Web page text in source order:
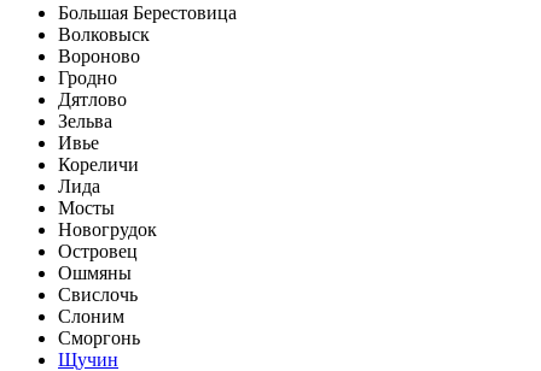
Большая Берестовица
Волковыск
Вороново
Гродно
Дятлово
Зельва
Ивье
Кореличи
Лида
Мосты
Новогрудок
Островец
Ошмяны
Свислочь
Слоним
Сморгонь
Щучин